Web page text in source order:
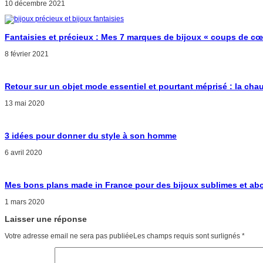
10 décembre 2021
Fantaisies et précieux : Mes 7 marques de bijoux « coups de
8 février 2021
Retour sur un objet mode essentiel et pourtant méprisé : la
13 mai 2020
3 idées pour donner du style à son homme
6 avril 2020
Mes bons plans made in France pour des bijoux sublimes et
1 mars 2020
Laisser une réponse
Votre adresse email ne sera pas publiéeLes champs requis sont surlignés *